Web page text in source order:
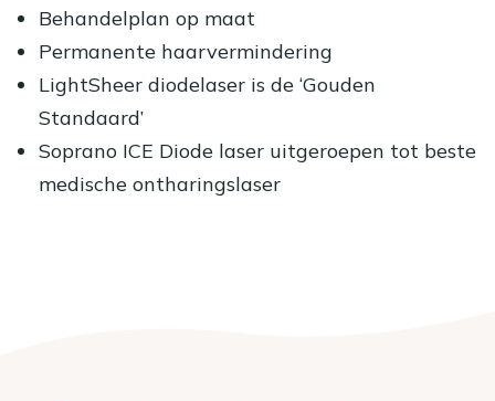
Behandelplan op maat
Permanente haarvermindering
LightSheer diodelaser is de ‘Gouden
Standaard’
Soprano ICE Diode laser uitgeroepen tot beste
medische ontharingslaser